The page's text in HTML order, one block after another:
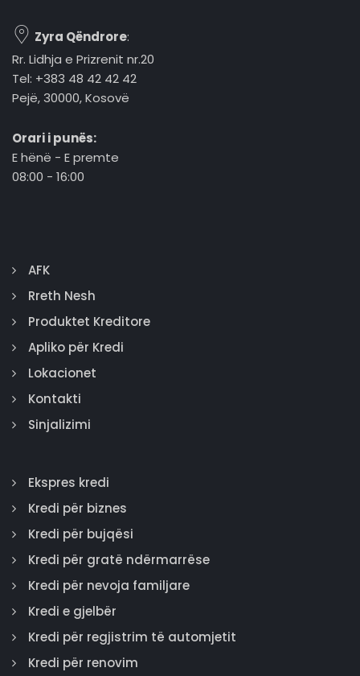
Zyra Qëndrore:
Rr. Lidhja e Prizrenit nr.20
Tel: +383 48 42 42 42
Pejë, 30000, Kosovë
Orari i punës:
E hënë - E premte
08:00 - 16:00
AFK
Rreth Nesh
Produktet Kreditore
Apliko për Kredi
Lokacionet
Kontakti
Sinjalizimi
Ekspres kredi
Kredi për biznes
Kredi për bujqësi
Kredi për gratë ndërmarrëse
Kredi për nevoja familjare
Kredi e gjelbër
Kredi për regjistrim të automjetit
Kredi për renovim